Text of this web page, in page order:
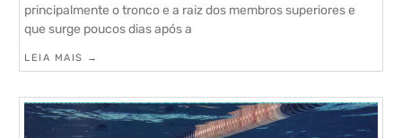
principalmente o tronco e a raiz dos membros superiores e
que surge poucos dias após a
LEIA MAIS →